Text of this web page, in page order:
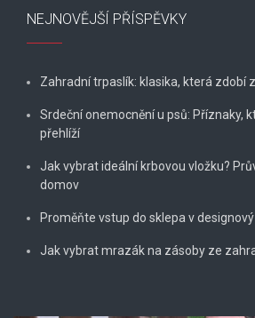
NEJNOVĚJŠÍ PŘÍSPĚVKY
Zahradní trpaslík: klasika, která zdobí
Srdeční onemocnění u psů: Příznaky,
přehlíží
Jak vybrat ideální krbovou vložku?
domov
Proměňte vstup do sklepa v
Jak vybrat mrazák na zásoby ze